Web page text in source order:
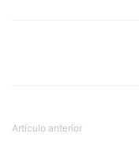
Artículo anterior